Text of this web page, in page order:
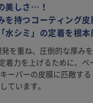
美しさ…！
を持つコーティング皮
水シミ」の定着を根
発を重ね、圧倒的な厚み
定着力を上げるために、
ーパーの皮膜に匹敵す
ています。